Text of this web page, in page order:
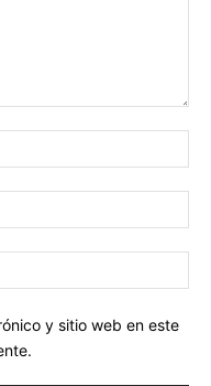
y sitio web en este